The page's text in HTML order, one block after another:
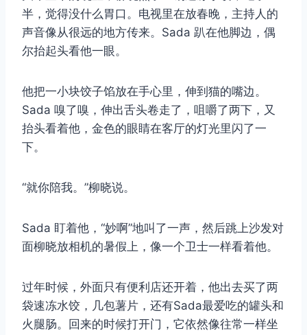
半，觉得没什么胃口。电视里在放春晚，主持人的
声音像从很远的地方传来。Sada 趴在他脚边，偶
尔抬起头看他一眼。
他把一小块饺子馅放在手心里，伸到猫的嘴边。
Sada 嗅了嗅，伸出舌头卷走了，咀嚼了两下，又
抬头看着他，金色的眼睛在客厅的灯光里闪了一
下。
“就你陪我。”柳晓说。
Sada 盯着他，“妙啊”地叫了一声，然后跳上沙发对
面柳晓放相机的暑假上，像一个卫士一样看着他。
过年时候，外面只有便利店还开着，他出去买了两
袋速冻水饺，几包薯片，还有Sada最爱吃的罐头和
火腿肠。回来的时候打开门，它依然像往常一样坐